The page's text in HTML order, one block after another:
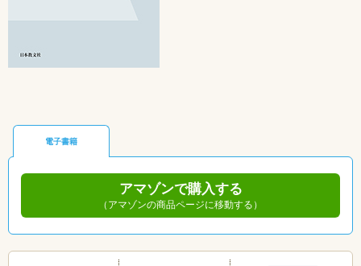
電子書籍
アマゾンで購入する
（アマゾンの商品ページに移動する）